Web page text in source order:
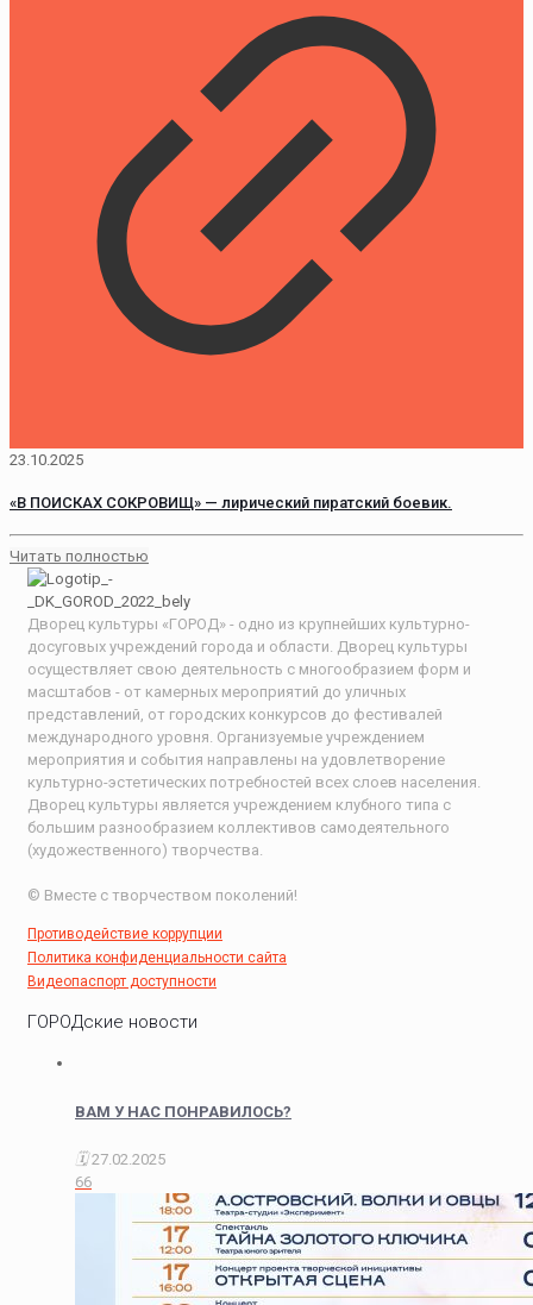
23.10.2025
«В ПОИСКАХ СОКРОВИЩ» — лирический пиратский боевик.
Читать полностью
Дворец культуры «ГОРОД» - одно из крупнейших культурно-
досуговых учреждений города и области. Дворец культуры
осуществляет свою деятельность с многообразием форм и
масштабов - от камерных мероприятий до уличных
представлений, от городских конкурсов до фестивалей
международного уровня. Организуемые учреждением
мероприятия и события направлены на удовлетворение
культурно-эстетических потребностей всех слоев населения.
Дворец культуры является учреждением клубного типа с
большим разнообразием коллективов самодеятельного
(художественного) творчества.
© Вместе с творчеством поколений!
Противодействие коррупции
Политика конфиденциальности сайта
Видеопаспорт доступности
ГОРОДские новости
ВАМ У НАС ПОНРАВИЛОСЬ?
27.02.2025
66